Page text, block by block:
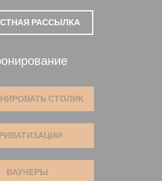
РАССЫЛКА
СТОЛИК
ВАУЧЕРЫ